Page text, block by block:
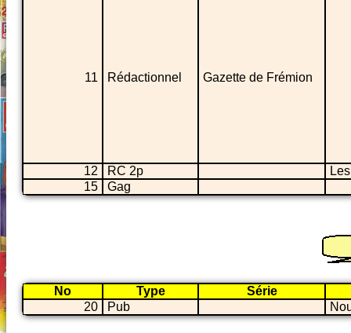
11 Rédactionnel Gazette de Frémion
12 RC 2p
15
Gag
No Type
Série
20
Pub